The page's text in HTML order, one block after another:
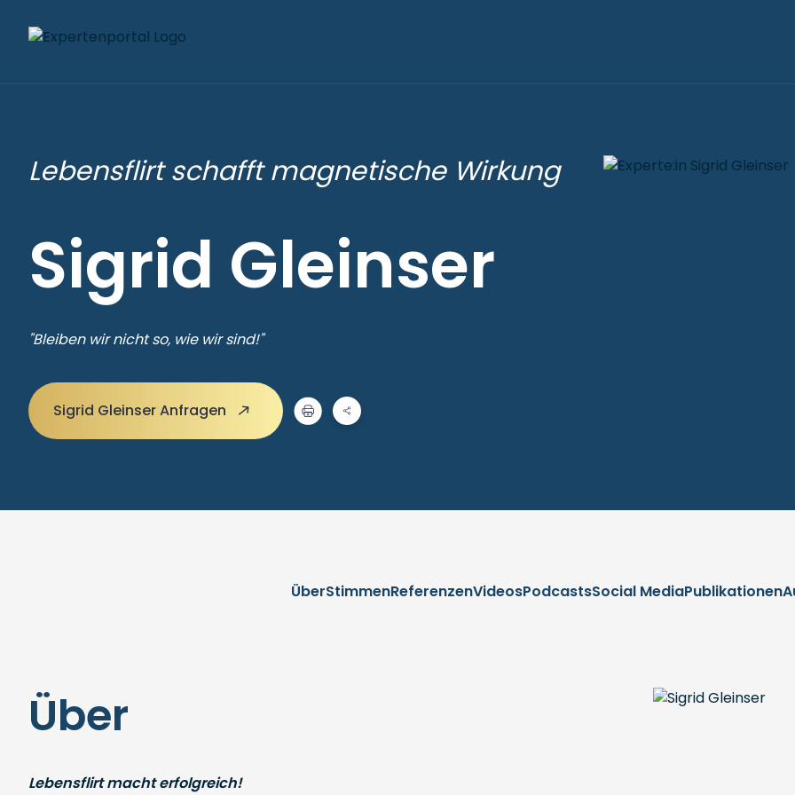
Lebensflirt schafft magnetische Wirkung
Sigrid Gleinser
"Bleiben wir nicht so, wie wir sind!"
Sigrid Gleinser Anfragen
ÜberStimmenReferenzenVideosPodcastsSocial MediaPublikationen
Über
Lebensflirt macht erfolgreich!